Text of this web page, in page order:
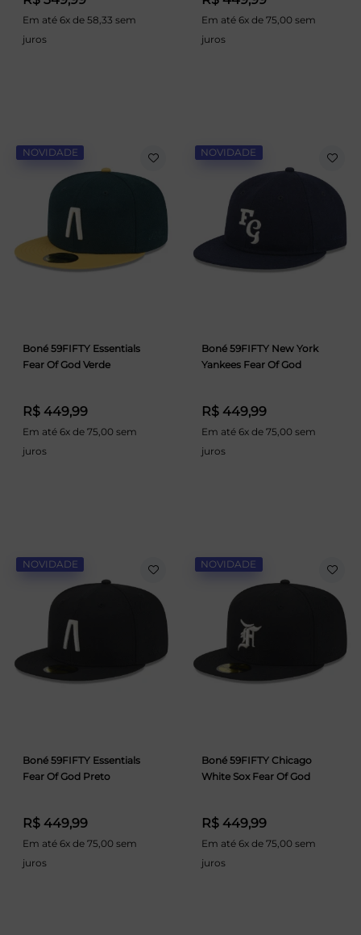
Em até 6x de 58,33 sem
juros
Em até 6x de 75,00 sem
juros
NOVIDADE
Boné 59FIFTY Essentials
Fear Of God Verde
R$ 449,99
Em até 6x de 75,00 sem
juros
NOVIDADE
Boné 59FIFTY New York
Yankees Fear Of God
R$ 449,99
Em até 6x de 75,00 sem
juros
NOVIDADE
Boné 59FIFTY Essentials
Fear Of God Preto
R$ 449,99
Em até 6x de 75,00 sem
juros
NOVIDADE
Boné 59FIFTY Chicago
White Sox Fear Of God
R$ 449,99
Em até 6x de 75,00 sem
juros